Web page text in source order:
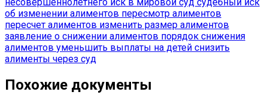
об изменении алиментов пересмотр алиментов
пересчет алиментов изменить размер алиментов
заявление о снижении алиментов порядок снижения
алиментов уменьшить выплаты на детей снизить
алименты через суд
Похожие документы